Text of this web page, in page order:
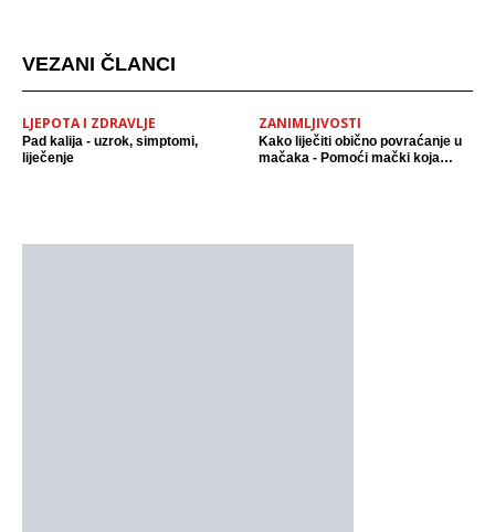
VEZANI ČLANCI
LJEPOTA I ZDRAVLJE
Pad kalija - uzrok, simptomi,
liječenje
ZANIMLJIVOSTI
Kako liječiti obično povraćanje u
mačaka - Pomoći mački koja